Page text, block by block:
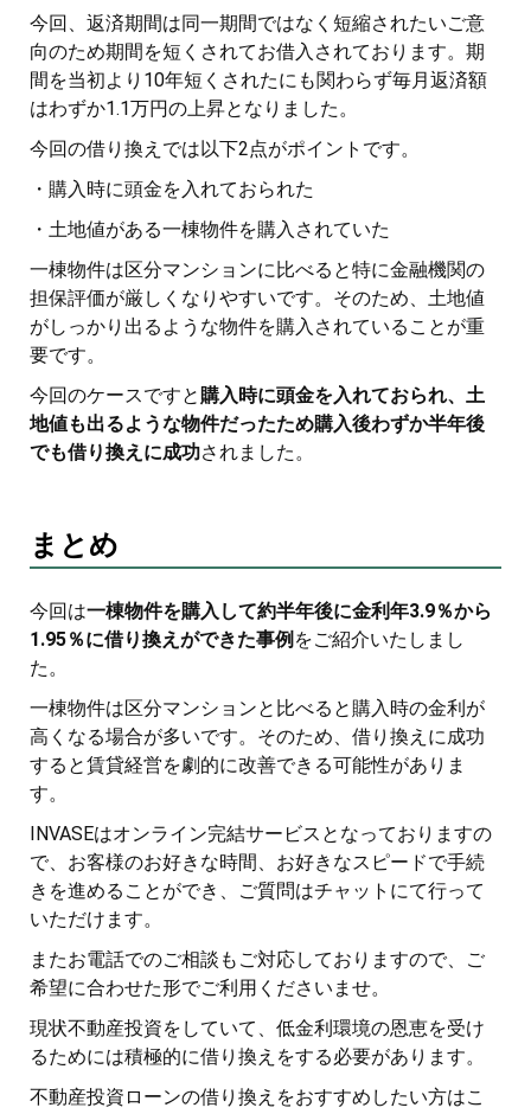
今回、返済期間は同一期間ではなく短縮されたいご意
向のため期間を短くされてお借入されております。期
間を当初より10年短くされたにも関わらず毎月返済額
はわずか1.1万円の上昇となりました。
今回の借り換えでは以下2点がポイントです。
・購入時に頭金を入れておられた
・土地値がある一棟物件を購入されていた
一棟物件は区分マンションに比べると特に金融機関の
担保評価が厳しくなりやすいです。そのため、土地値
がしっかり出るような物件を購入されていることが重
要です。
今回のケースですと購入時に頭金を入れておられ、土
地値も出るような物件だったため購入後わずか半年後
でも借り換えに成功されました。
まとめ
今回は一棟物件を購入して約半年後に金利年3.9％から
1.95％に借り換えができた事例 をご紹介いたしまし
た。
一棟物件は区分マンションと比べると購入時の金利が
高くなる場合が多いです。そのため、借り換えに成功
すると賃貸経営を劇的に改善できる可能性がありま
す。
INVASEはオンライン完結サービスとなっておりますの
で、お客様のお好きな時間、お好きなスピードで手続
きを進めることができ、ご質問はチャットにて行って
いただけます。
またお電話でのご相談もご対応しておりますので、ご
希望に合わせた形でご利用くださいませ。
現状不動産投資をしていて、低金利環境の恩恵を受け
るためには積極的に借り換えをする必要があります。
不動産投資ローンの借り換えをおすすめしたい方はこ